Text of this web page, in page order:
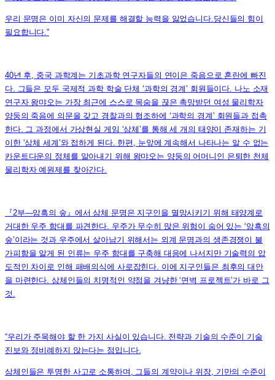
우리 문명은 이미 자신의 문제를 해결할 능력을 잃었습니다.당신들의 힘이
필요합니다.”
40년 후, 중국 과학계는 기초과학 연구자들의 연이은 죽음으로 혼란에 빠진
다. 그들은 모두 국제적 과학 학술 단체 ‘과학의 경계’ 회원들이다. 나노 소재
연구자 왕먀오는 가장 최근에 스스로 목숨을 끊은 촉망받던 여성 물리학자
양둥의 죽음에 의문을 갖고 경찰과의 협조하에 ‘과학의 경계’ 회원들과 접촉
한다. 그 과정에서 가상현실 게임 ‘삼체’를 통해 세 개의 태양이 존재하는 기
이한 ‘삼체 세계’와 접하게 된다. 한편, 눈앞에 계속해서 나타나는 알 수 없는
카운트다운의 정체를 알아내기 위해 왕먀오는 양둥의 어머니인 은퇴한 천체
물리학자 예원제를 찾아간다.
『2부―암흑의 숲』에서 삼체 문명은 지구인을 멸망시키기 위해 태양계로
거대한 우주 함대를 파견한다. 우주가 무수히 많은 위험이 숨어 있는 ‘암흑의
숲’이라는 것과 우주에서 살아남기 위해서는 외계 문명과의 생존경쟁이 불
가피함을 알게 된 인류는 우주 함대를 구축해 대응에 나서지만 기술력의 압
도적인 차이로 인해 패배의식에 사로잡힌다. 이에 지구인들은 최후의 대안
을 마련한다. 삼체인들의 치명적인 약점을 겨냥한 ‘면벽 프로젝트’가 바로 그
것.
“우리가 주목해야 할 한 가지 사실이 있습니다. 전략과 기술의 수준이 기술
진보와 정비례하지 않는다는 점입니다.
삼체인들은 투명한 사고로 소통하며, 그들의 계약이나 위장, 기만의 수준이